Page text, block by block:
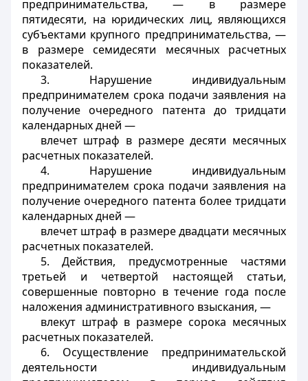
предпринимательства, — в размере
пятидесяти, на юридических лиц, являющихся
субъектами крупного предпринимательства, —
в размере семидесяти месячных расчетных
показателей.
3. Нарушение индивидуальным
предпринимателем срока подачи заявления на
получение очередного патента до тридцати
календарных дней —
влечет штраф в размере десяти месячных
расчетных показателей.
4. Нарушение индивидуальным
предпринимателем срока подачи заявления на
получение очередного патента более тридцати
календарных дней —
влечет штраф в размере двадцати месячных
расчетных показателей.
5. Действия, предусмотренные частями
третьей и четвертой настоящей статьи,
совершенные повторно в течение года после
наложения административного взыскания, —
влекут штраф в размере сорока месячных
расчетных показателей.
6. Осуществление предпринимательской
деятельности индивидуальным